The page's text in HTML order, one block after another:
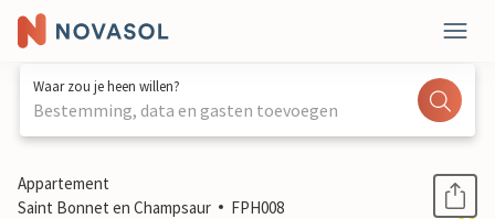
Waar zou je heen willen?
Bestemming, data en gasten toevoegen
1 / 23
Appartement
Saint Bonnet en Champsaur
FPH008